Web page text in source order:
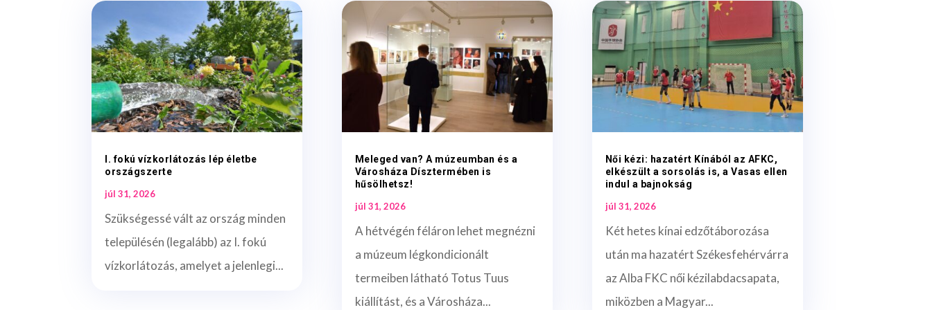
I. fokú vízkorlátozás lép életbe
országszerte
júl 31, 2026
Szükségessé vált az ország minden
településén (legalább) az I. fokú
vízkorlátozás, amelyet a jelenlegi...
Meleged van? A múzeumban és a
Városháza Dísztermében is
hűsölhetsz!
júl 31, 2026
A hétvégén féláron lehet megnézni
a múzeum légkondicionált
termeiben látható Totus Tuus
kiállítást, és a Városháza...
Női kézi: hazatért Kínából az AFKC,
elkészült a sorsolás is, a Vasas ellen
indul a bajnokság
júl 31, 2026
Két hetes kínai edzőtáborozása
után ma hazatért Székesfehérvárra
az Alba FKC női kézilabdacsapata,
miközben a Magyar...